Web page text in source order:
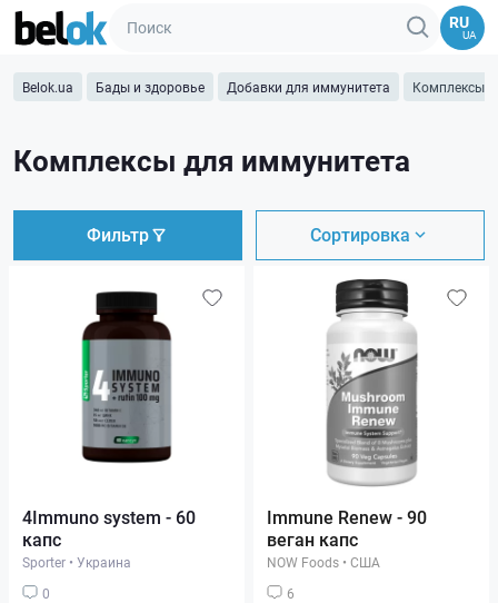
RU
UA
Belok.ua Бады и здоровье Добавки для иммунитета Комплексы
Комплексы для иммунитета
Фильтр Сортировка
4Immuno system - 60
капс
Sporter • Украина
0
Immune Renew - 90
веган капс
NOW Foods • США
6